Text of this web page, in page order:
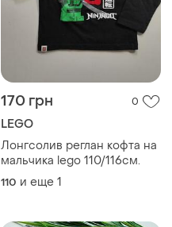
170 грн 0
LEGO
Лонгсолив реглан кофта на
мальчика lego 110/116см.
110 и еще 1